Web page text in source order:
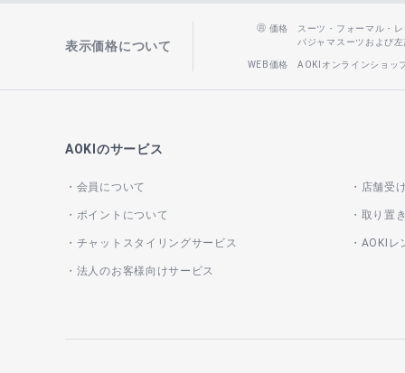
表示価格について
価格
スーツ・フォーマル・
パジャマスーツおよび
WEB価格 AOKIオンラインショッ
AOKIのサービス
会員について
ポイントについて
チャットスタイリングサービス
店舗受
取り置
AOKIレ
法人のお客様向けサービス